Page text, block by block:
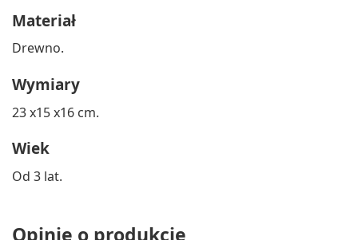
Materiał
Drewno.
Wymiary
23 x15 x16 cm.
Wiek
Od 3 lat.
Opinie o produkcie